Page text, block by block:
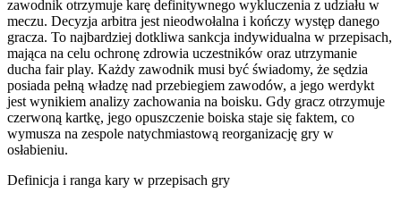
zawodnik otrzymuje karę definitywnego wykluczenia z udziału w
meczu. Decyzja arbitra jest nieodwołalna i kończy występ danego
gracza. To najbardziej dotkliwa sankcja indywidualna w przepisach,
mająca na celu ochronę zdrowia uczestników oraz utrzymanie
ducha fair play. Każdy zawodnik musi być świadomy, że sędzia
posiada pełną władzę nad przebiegiem zawodów, a jego werdykt
jest wynikiem analizy zachowania na boisku. Gdy gracz otrzymuje
czerwoną kartkę, jego opuszczenie boiska staje się faktem, co
wymusza na zespole natychmiastową reorganizację gry w
osłabieniu.
Definicja i ranga kary w przepisach gry